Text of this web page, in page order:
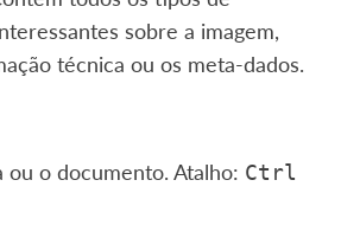
sobre a imagem,
técnica ou os meta-dados.
ou o documento. Atalho: Ctrl